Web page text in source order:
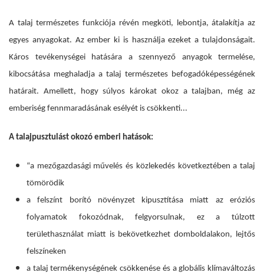
A talaj természetes funkciója révén megköti, lebontja, átalakítja az
egyes anyagokat. Az ember ki is használja ezeket a tulajdonságait.
Káros tevékenységei hatására a szennyező anyagok termelése,
kibocsátása meghaladja a talaj természetes befogadóképességének
határait. Amellett, hogy súlyos károkat okoz a talajban, még az
emberiség fennmaradásának esélyét is csökkenti...
A talajpusztulást okozó emberi hatások:
“a mezőgazdasági művelés és közlekedés következtében a talaj
tömörödik
a felszínt borító növényzet kipusztítása miatt az eróziós
folyamatok fokozódnak, felgyorsulnak, ez a túlzott
területhasználat miatt is bekövetkezhet domboldalakon, lejtős
felszíneken
a talaj termékenységének csökkenése és a globális klímaváltozás